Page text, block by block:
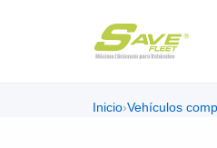
Inicio›Vehículos